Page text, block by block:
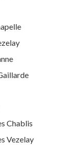
Chablis
Vezelay